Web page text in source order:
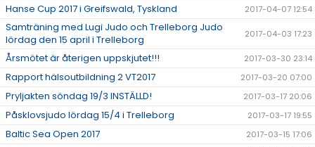
Hanse Cup 2017 i Greifswald, Tyskland 2017-04-07 12:54
Samträning med Lugi Judo och Trelleborg Judo
lördag den 15 april i Trelleborg
2017-04-03 17:23
Årsmötet är återigen uppskjutet!!! 2017-03-30 23:14
Rapport hälsoutbildning 2 VT2017 2017-03-20 07:00
Pryljakten söndag 19/3 INSTÄLLD! 2017-03-17 20:06
Påsklovsjudo lördag 15/4 i Trelleborg 2017-03-17 19:55
Baltic Sea Open 2017
2017-03-15 17:06